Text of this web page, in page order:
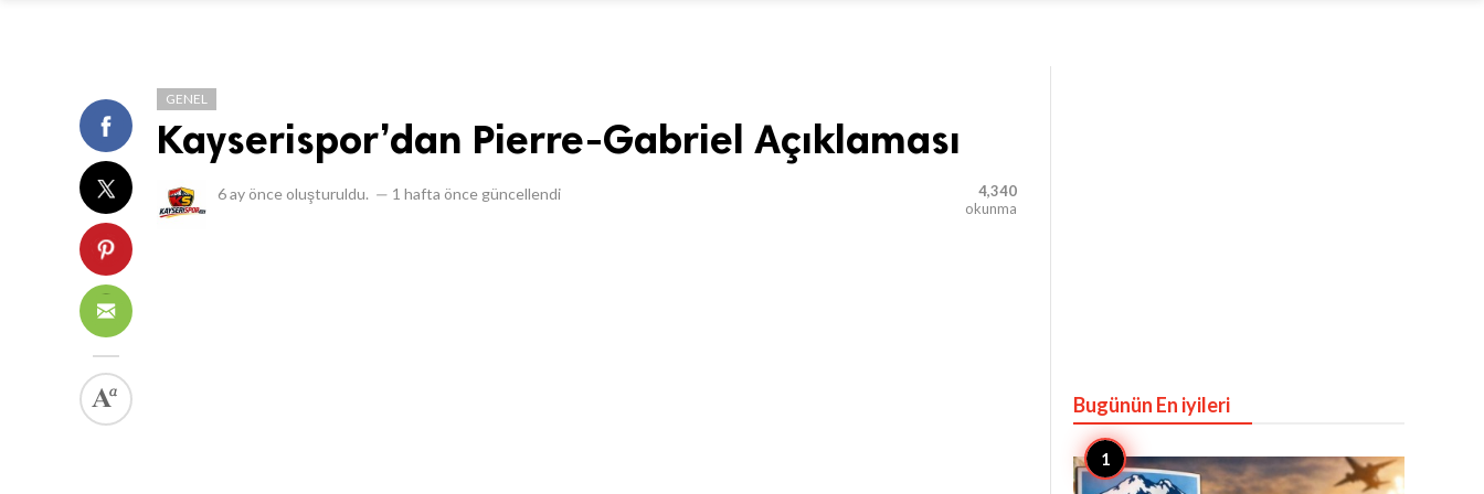
GENEL
Kayserispor’dan Pierre-Gabriel Açıklaması
6 ay önce oluşturuldu. — 1 hafta önce güncellendi
4,340
okunma
Bugünün En iyileri